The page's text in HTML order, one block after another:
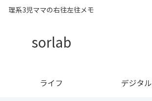
理系3児ママの右往左往メモ
sorlab
ライフ デジタル